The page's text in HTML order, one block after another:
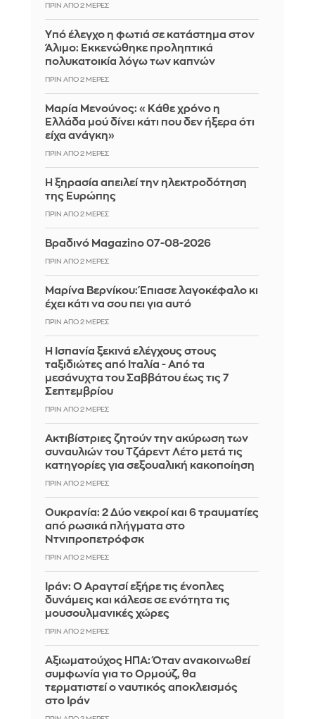
ΠΡΙΝ ΑΠΌ 2 ΜΈΡΕΣ
Yπό έλεγχο η φωτιά σε κατάστημα στον
Άλιμο: Εκκενώθηκε προληπτικά
πολυκατοικία λόγω των καπνών
ΠΡΙΝ ΑΠΌ 2 ΜΈΡΕΣ
Μαρία Μενούνος: «Κάθε χρόνο η
Ελλάδα μού δίνει κάτι που δεν ήξερα ότι
είχα ανάγκη»
ΠΡΙΝ ΑΠΌ 2 ΜΈΡΕΣ
Η ξηρασία απειλεί την ηλεκτροδότηση
της Ευρώπης
ΠΡΙΝ ΑΠΌ 2 ΜΈΡΕΣ
Βραδινό Magazino 07-08-2026
ΠΡΙΝ ΑΠΌ 2 ΜΈΡΕΣ
Μαρίνα Βερνίκου: Έπιασε λαγοκέφαλο κι
έχει κάτι να σου πει για αυτό
ΠΡΙΝ ΑΠΌ 2 ΜΈΡΕΣ
Η Ισπανία ξεκινά ελέγχους στους
ταξιδιώτες από Ιταλία - Από τα
μεσάνυχτα του Σαββάτου έως τις 7
Σεπτεμβρίου
ΠΡΙΝ ΑΠΌ 2 ΜΈΡΕΣ
Ακτιβίστριες ζητούν την ακύρωση των
συναυλιών του Τζάρεντ Λέτο μετά τις
κατηγορίες για σεξουαλική κακοποίηση
ΠΡΙΝ ΑΠΌ 2 ΜΈΡΕΣ
Ουκρανία: 2 Δύο νεκροί και 6 τραυματίες
από ρωσικά πλήγματα στο
Ντνιπροπετρόφσκ
ΠΡΙΝ ΑΠΌ 2 ΜΈΡΕΣ
Ιράν: Ο Αραγτσί εξήρε τις ένοπλες
δυνάμεις και κάλεσε σε ενότητα τις
μουσουλμανικές χώρες
ΠΡΙΝ ΑΠΌ 2 ΜΈΡΕΣ
Αξιωματούχος ΗΠΑ: Όταν ανακοινωθεί
συμφωνία για το Ορμούζ, θα
τερματιστεί ο ναυτικός αποκλεισμός
στο Ιράν